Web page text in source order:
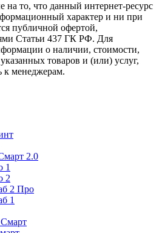
то, что данный интернет-ресурс
характер и ни при
публичной офертой,
Статьи 437 ГК РФ. Для
о наличии, стоимости,
товаров и (или) услуг,
к менеджерам.
2.0
1
2
2 Про
1